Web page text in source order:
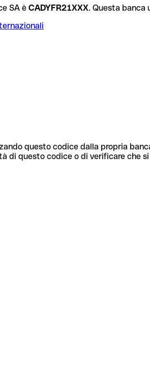
SA è CADYFR21XXX. Questa
questo codice dalla propria
di questo codice o di verificare che